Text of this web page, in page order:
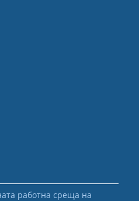
работна среща на